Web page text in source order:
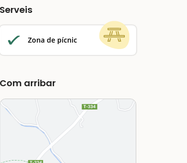
Serveis
Zona de pícnic
Com arribar